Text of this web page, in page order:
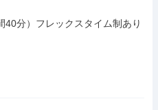
40分）フレックスタイム制あり